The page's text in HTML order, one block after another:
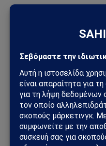
σκηνικό αντιπαράθεσης